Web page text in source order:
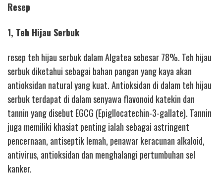
Resep
1, Teh Hijau Serbuk
resep teh hijau serbuk dalam Algatea sebesar 78%. Teh hijau
serbuk diketahui sebagai bahan pangan yang kaya akan
antioksidan natural yang kuat. Antioksidan di dalam teh hijau
serbuk terdapat di dalam senyawa flavonoid katekin dan
tannin yang disebut EGCG (Epigllocatechin-3-gallate). Tannin
juga memiliki khasiat penting ialah sebagai astringent
pencernaan, antiseptik lemah, penawar keracunan alkaloid,
antivirus, antioksidan dan menghalangi pertumbuhan sel
kanker.